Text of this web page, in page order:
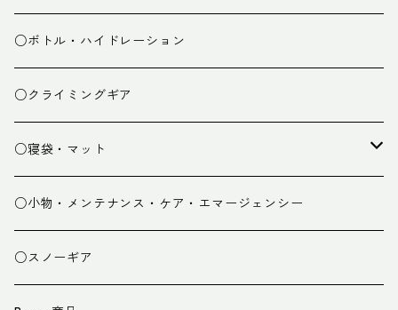
ミドルレイヤー
ベースレイヤー
パンツ
グローブ
スパッツ・ゲイター
○ボトル・ハイドレーション
○クライミングギア
○寝袋・マット
寝袋
マット
○小物・メンテナンス・ケア・エマージェンシー
○スノーギア